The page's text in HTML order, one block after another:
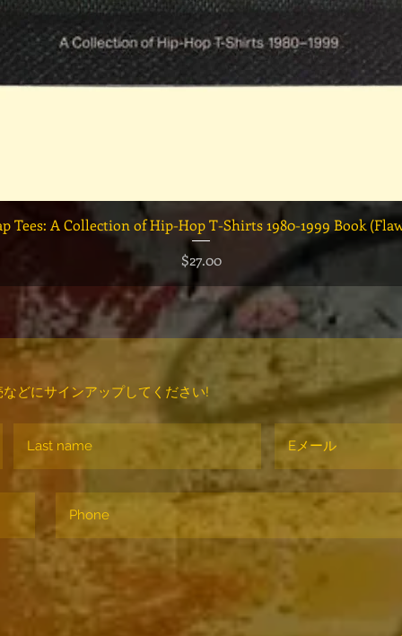
クイックビュー
Tees: A Collection of Hip-Hop T-Shirts 1980-1999 Book
価格
$27.00
どにサインアップしてください!